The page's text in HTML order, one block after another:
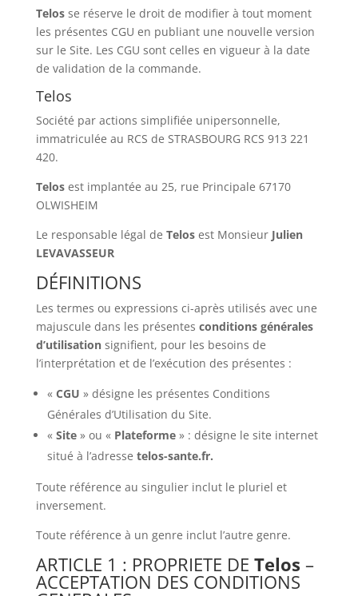
Telosse réserve le droit de modifier à tout moment
les présentes CGU en publiant une nouvelle version
sur le Site. Les CGU sont celles en vigueur à la date
de validation de la commande.
Telos
Société par actions simplifiée unipersonnelle,
immatriculée au RCS de STRASBOURG RCS 913 221
420.
Telosest implantée au 25, rue Principale 67170
OLWISHEIM
Le responsable légal de Telosest Monsieur Julien
LEVAVASSEUR
DÉFINITIONS
Les termes ou expressions ci-après utilisés avec une
majuscule dans les présentes conditions générales
d’utilisationsignifient, pour les besoins de
l’interprétation et de l’exécution des présentes :
« CGU » désigne les présentes Conditions
Générales d’Utilisation du Site.
« Site» ou « Plateforme» : désigne le site internet
situé à l’adresse telos-sante.fr.
Toute référence au singulier inclut le pluriel et
inversement.
Toute référence à un genre inclut l’autre genre.
ARTICLE 1 : PROPRIETE DE Telos –
ACCEPTATION DES CONDITIONS